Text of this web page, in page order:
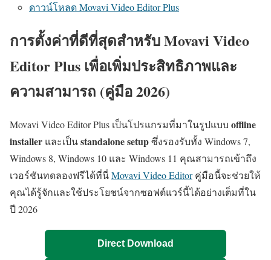
ดาวน์โหลด Movavi Video Editor Plus
การตั้งค่าที่ดีที่สุดสำหรับ Movavi Video
Editor Plus เพื่อเพิ่มประสิทธิภาพและ
ความสามารถ (คู่มือ 2026)
Movavi Video Editor Plus เป็นโปรแกรมที่มาในรูปแบบ offline
installer และเป็นstandalone setupซึ่งรองรับทั้ง Windows 7,
Windows 8, Windows 10 และ Windows 11 คุณสามารถเข้าถึง
เวอร์ชันทดลองฟรีได้ที่นี่Movavi Video Editorคู่มือนี้จะช่วยให้
คุณได้รู้จักและใช้ประโยชน์จากซอฟต์แวร์นี้ได้อย่างเต็มที่ใน
ปี 2026
Direct Download